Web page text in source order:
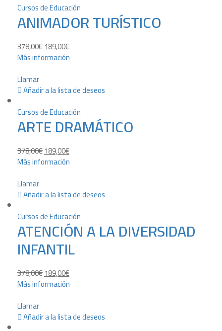
Cursos de Educación
ANIMADOR TURÍSTICO
378,00€189,00€
Más información
Llamar
Añadir a la lista de deseos
Cursos de Educación
ARTE DRAMÁTICO
378,00€189,00€
Más información
Llamar
Añadir a la lista de deseos
Cursos de Educación
ATENCIÓN A LA DIVERSIDAD
INFANTIL
378,00€189,00€
Más información
Llamar
Añadir a la lista de deseos